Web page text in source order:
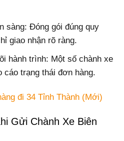
sàng: Đóng gói đúng quy
giao nhận rõ ràng.
hành trình: Một số chành xe
cáo trạng thái đơn hàng.
đi 34 Tỉnh Thành (Mới)
Gửi Chành Xe Biên